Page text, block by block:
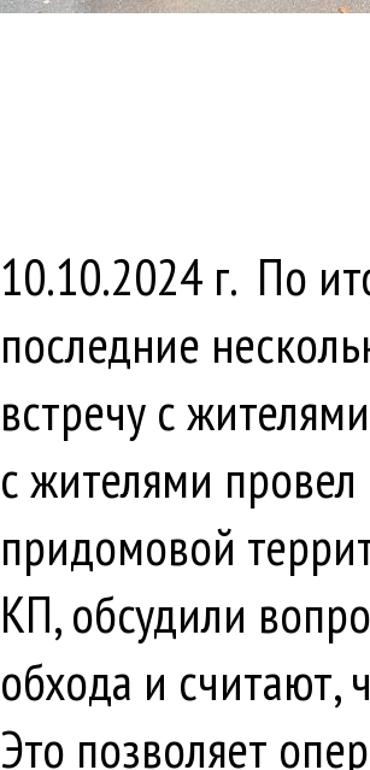
10.10.2024 г. По
последние
встречу с
с жителями
придомовой
КП, обсудили
обхода и считают,
Это позволяет